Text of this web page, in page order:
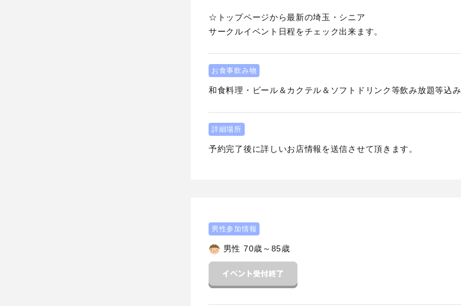
☆トップページから最新の埼玉・シニア
サークルイベント日程をチェック出来ます。
お食事飲み物
和食料理・ビール＆カクテル＆ソフトドリンク等飲み放題等込み
詳細場所
予約完了後に詳しいお店情報を送信させて頂きます。
男性参加情報
男性 70歳～85歳